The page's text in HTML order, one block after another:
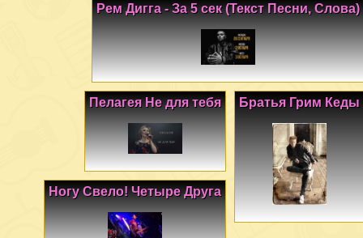
Рем Дигга - За 5 сек (Текст Песни, Слова)
Братья Грим Кеды
Пелагея Не для тебя
Ногу Свело! Четыре Друга